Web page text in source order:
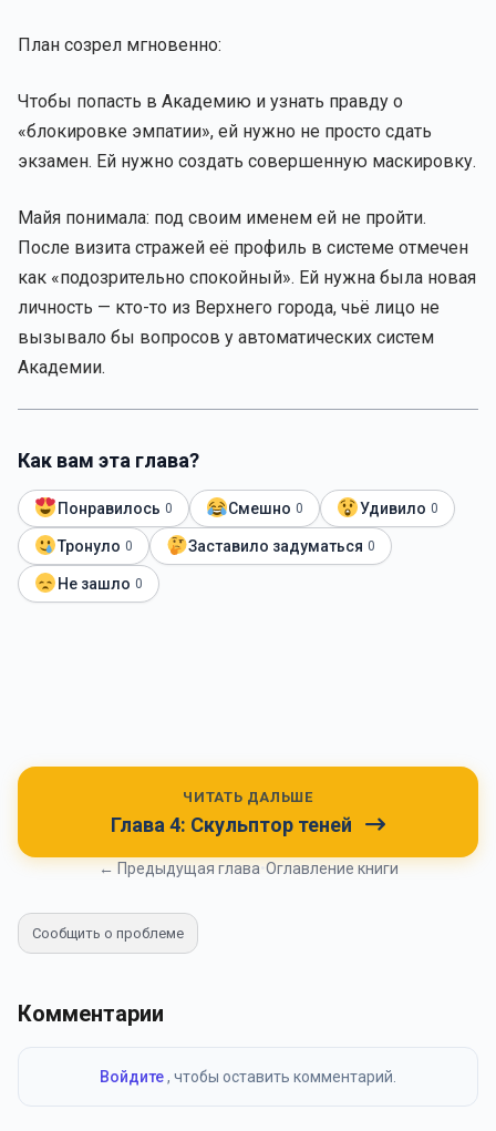
План созрел мгновенно:
Чтобы попасть в Академию и узнать правду о
«блокировке эмпатии», ей нужно не просто сдать
экзамен. Ей нужно создать совершенную маскировку.
Майя понимала: под своим именем ей не пройти.
После визита стражей её профиль в системе отмечен
как «подозрительно спокойный». Ей нужна была новая
личность — кто-то из Верхнего города, чьё лицо не
вызывало бы вопросов у автоматических систем
Академии.
Как вам эта глава?
Понравилось 0 Смешно 0 Удивило 0
Тронуло 0 Заставило задуматься 0
Не зашло 0
ЧИТАТЬ ДАЛЬШЕ
Глава 4: Скульптор теней
← Предыдущая глава Оглавление книги
Сообщить о проблеме
Комментарии
Войдите, чтобы оставить комментарий.